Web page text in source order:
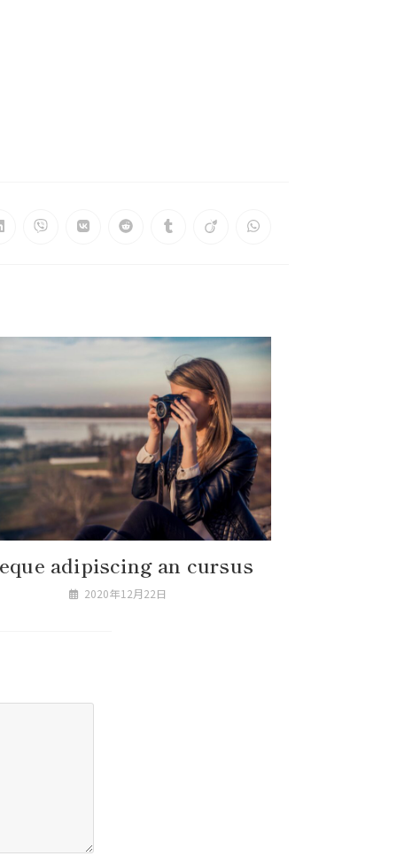
adipiscing an cursus
2020年12月22日